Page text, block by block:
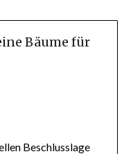
Bäume für
Beschlusslage